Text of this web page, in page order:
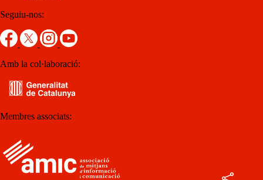
Seguiu-nos:
Amb la col·laboració:
Membres associats: